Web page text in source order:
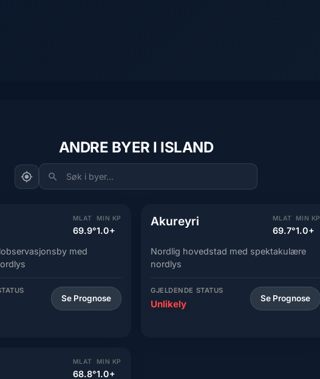
ANDRE BYER I ISLAND
Søk i byer...
MLAT
69.9°
MIN KP
1.0+
med
Se Prognose
Akureyri MLAT
69.7°
MIN KP
1.0+
Nordlig hovedstad med spektakulære
nordlys
GJELDENDE STATUS
Unlikely Se Prognose
MLAT
68.8°
MIN KP
1.0+